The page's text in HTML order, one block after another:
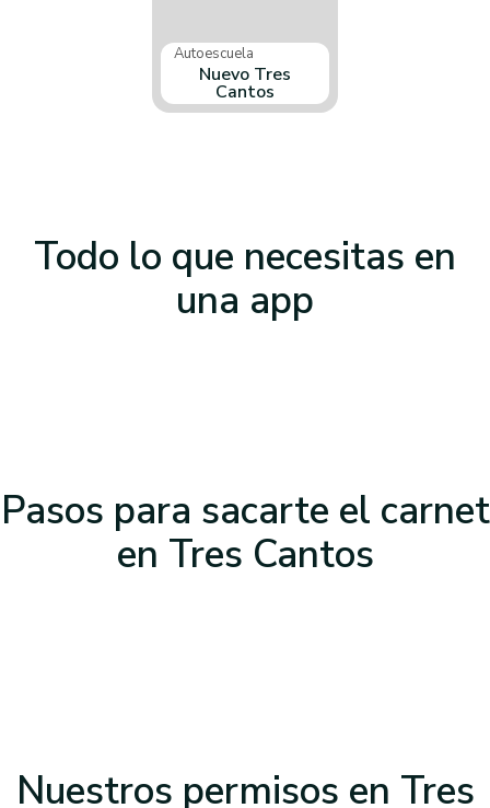
Autoescuela
Nuevo Tres
Cantos
Todo lo que necesitas en
una app
Pasos para sacarte el carnet
en Tres Cantos
Nuestros permisos en Tres